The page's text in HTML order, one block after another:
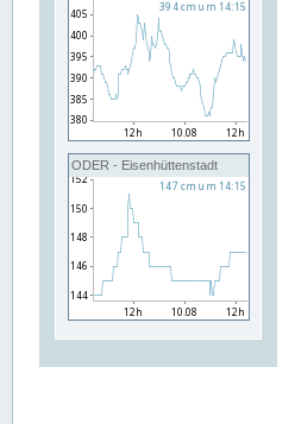
ODER - Eisenhüttenstadt